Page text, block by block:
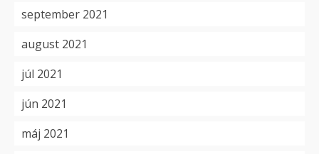
september 2021
august 2021
júl 2021
jún 2021
máj 2021